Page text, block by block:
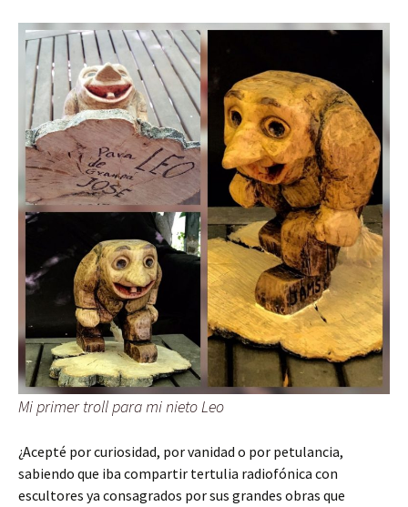
Mi primer troll para mi nieto Leo
¿Acepté por curiosidad, por vanidad o por petulancia,
sabiendo que iba compartir tertulia radiofónica con
escultores ya consagrados por sus grandes obras que